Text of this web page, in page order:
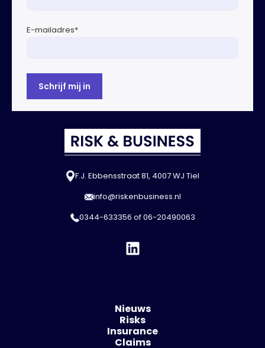
E-mailadres*
F.J. Ebbensstraat 81, 4007 WJ Tiel
info@riskenbusiness.nl
0344-633356 of06-20490063
Nieuws
Risks
Insurance
Claims